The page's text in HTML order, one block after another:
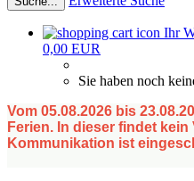
Ihr
0,00 EUR
Sie haben noch
Vom 05.08.2026 bis
Ferien. In dieser findet
Kommunikation ist